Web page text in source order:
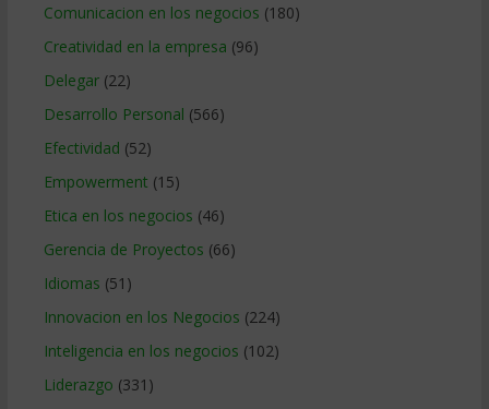
Comunicacion en los negocios (180)
Creatividad en la empresa (96)
Delegar(22)
Desarrollo Personal (566)
Efectividad (52)
Empowerment (15)
Etica en los negocios (46)
Gerencia de Proyectos (66)
Idiomas (51)
Innovacion en los Negocios (224)
Inteligencia en los negocios (102)
Liderazgo (331)